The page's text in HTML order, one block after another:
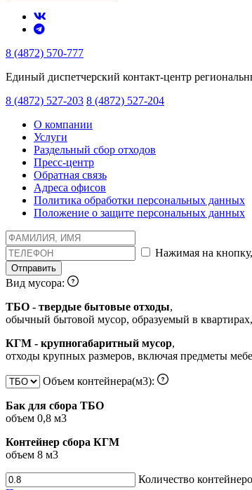
8 (4872) 570-777
Единый диспетчерский контакт-центр
8 (4872) 527-203 8 (4872) 527-204
О компании
Услуги
Раздельный сбор отходов
Пресс-центр
Обратная связь
Адреса офисов
Политика обработки персональных данных
Положение о защите персональных данных
Нажимая на
Отправить
Вид мусора:
ТБО - твердые бытовые отходы,
обычный бытовой мусор, образуемый в
КГМ - крупногабаритный мусор,
отходы крупных размеров, включая предметы
Объем контейнера(м3):
Бак для сбора ТБО
объем 0,8 м3
Контейнер сбора КГМ
объем 8 м3
Количество